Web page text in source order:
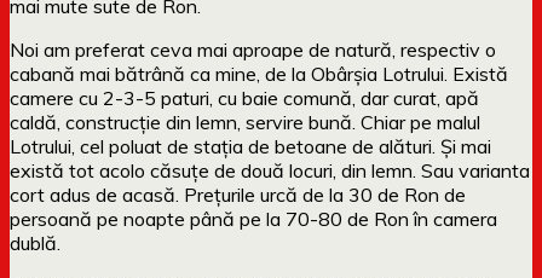
mai mute sute de Ron.
Noi am preferat ceva mai aproape de natură, respectiv o
cabană mai bătrână ca mine, de la Obârșia Lotrului. Există
camere cu 2-3-5 paturi, cu baie comună, dar curat, apă
caldă, construcție din lemn, servire bună. Chiar pe malul
Lotrului, cel poluat de stația de betoane de alături. Și mai
există tot acolo căsuțe de două locuri, din lemn. Sau varianta
cort adus de acasă. Prețurile urcă de la 30 de Ron de
persoană pe noapte până pe la 70-80 de Ron în camera
dublă.